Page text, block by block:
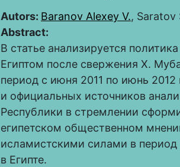
Autors: Baranov Alexey V., Saratov
Abstract:
В статье анализируется
Египтом после свержения Х.
период с июня 2011 по июнь
и официальных источников
Республики в стремлении
египетском общественном
исламистскими силами в период
в Египте.